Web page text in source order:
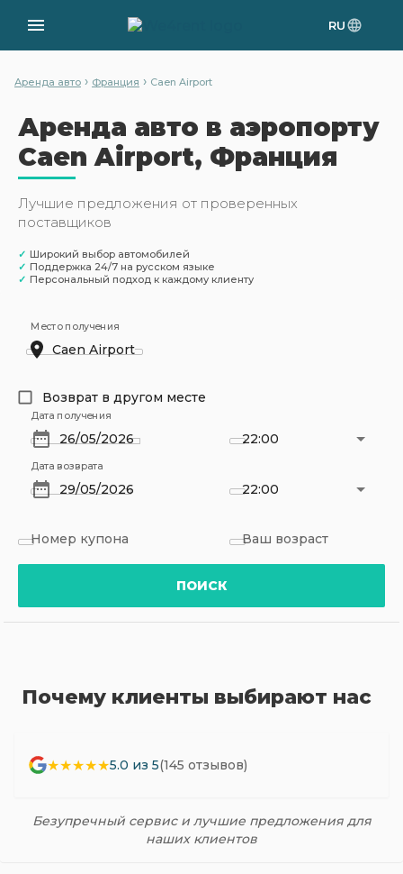
RU
Аренда авто › Франция › Caen Airport
Аренда авто в аэропорту
Caen Airport, Франция
Лучшие предложения от проверенных
поставщиков
✓ Широкий выбор автомобилей
✓ Поддержка 24/7 на русском языке
✓ Персональный подход к каждому клиенту
Место получения
Возврат в другом месте
Дата получения
22:00
Дата возврата
22:00
Номер купона Ваш возраст
ПОИСК
Почему клиенты выбирают нас
★★★★★5.0 из 5(145 отзывов)
Безупречный сервис и лучшие предложения для
наших клиентов